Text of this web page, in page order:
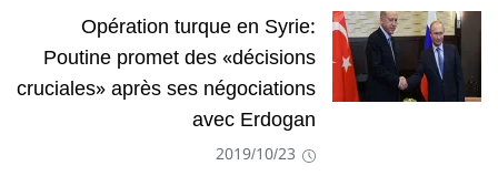
Opération turque en Syrie:
Poutine promet des «décisions
cruciales» après ses négociations
avec Erdogan
2019/10/23